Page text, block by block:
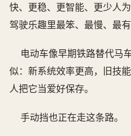
快、更稳、更智能、更少人
驾驶乐趣里最笨、最慢、最
电动车像早期铁路替代马
似：新系统效率更高，旧技
人把它当爱好保存。
手动挡也正在走这条路。